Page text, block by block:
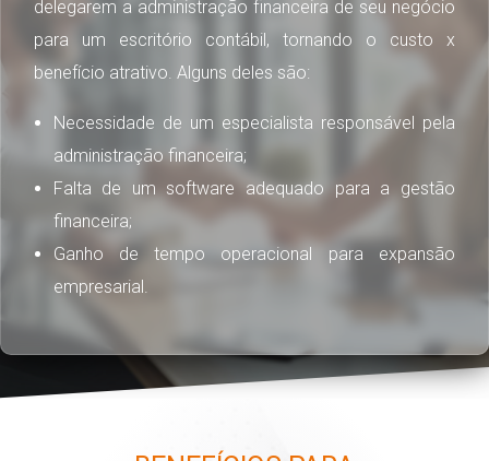
delegarem a administração financeira de seu negócio
para um escritório contábil, tornando o custo x
benefício atrativo. Alguns deles são:
Necessidade de um especialista responsável pela
administração financeira;
Falta de um software adequado para a gestão
financeira;
Ganho de tempo operacional para expansão
empresarial.